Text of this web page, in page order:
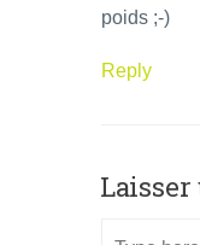
poids ;-)
Reply